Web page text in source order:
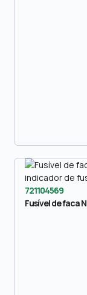
721104569
Fusível de faca